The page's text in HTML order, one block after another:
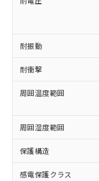
耐振動
耐衝撃
周囲温度範囲
周囲湿度範囲
保護構造
感電保護クラス
在庫
記載
タに
覧さ
準価
正式
様の
ムロ
オム
在庫状
むを得ず変
六価クロム
類(PBB)
(PBDE)
ル) (DEHP)(別
ルベンジル（
（DBP）
適用除外項目は
フタル酸エス
図的な使用がな
「－」：未
*中国RoHS10
Pb(鉛)
Cr(Ⅵ)(六価ク
DBP(フタル酸
イソブチル) :
DEHP(フタル酸
※2 環境保
為替
（以
また
国政
可)を
当社
全に
いよ
当社
ル、
武器
当社は